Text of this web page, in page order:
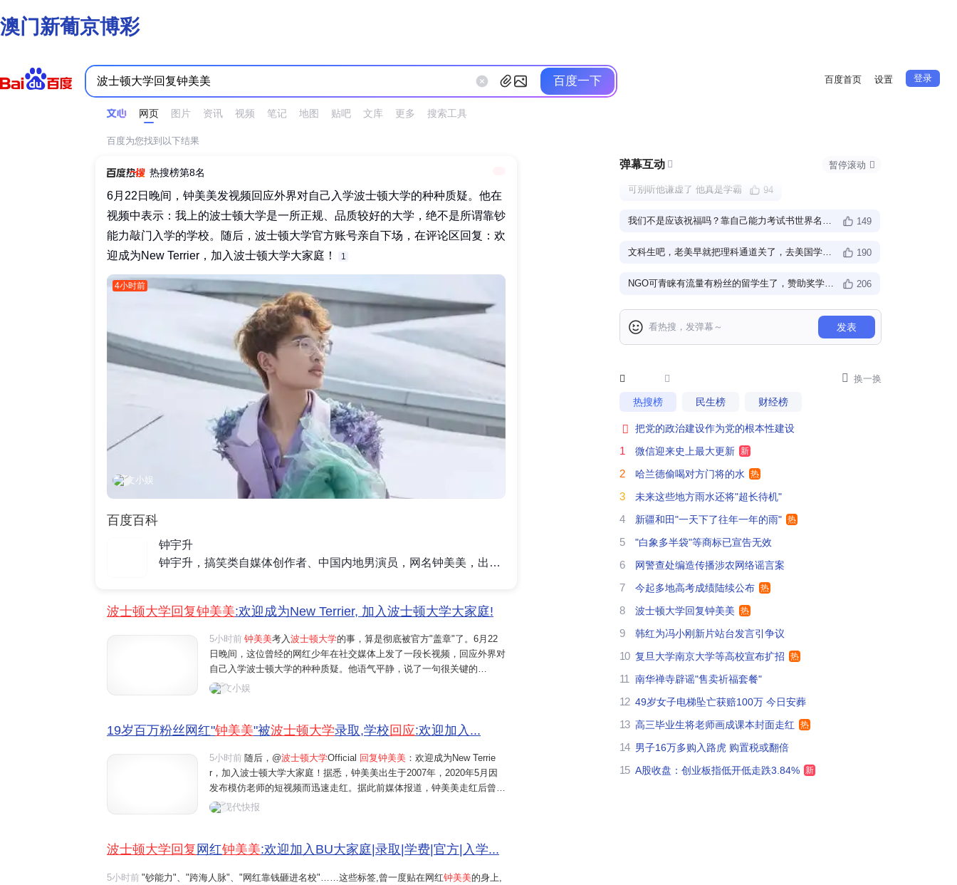
澳门新葡京博彩
百度一下 百度首页 设置 登录
网页 图片 资讯 视频 笔记 地图 贴吧 文库 更多 搜索工具
弹幕互动  暂停滚动 
94
可别听他谦虚了 他真是学霸
149
190
，哈哈，现在都懂是什
206
50
他高中好像是哈三中的，能进哈三中的都是学霸啊
156
男人还是女人啊？
34
评论区展示了物种的多样性，自己能力不行在那酸黄瓜
高中出去1年观念就洋化扭曲了，3年后见人品
101
自己养自己不靠父母太厉害了
实话实说，这学校真的是钞能力可以入读的
希望钟美美以后不要被NGO组织收买
94
可别听他谦虚了 他真是学霸
发表
   换一换
热搜榜 民生榜 财经榜
 把党的政治建设作为党的根本性建设
1 微信迎来史上最大更新 新
2 哈兰德偷喝对方门将的水 热
3 未来这些地方雨水还将"超长待机"
4 新疆和田"一天下了往年一年的雨" 热
5 "白象多半袋"等商标已宣告无效
6 网警查处编造传播涉农网络谣言案
7 今起多地高考成绩陆续公布 热
8 波士顿大学回复钟美美 热
9 韩红为冯小刚新片站台发言引争议
10 复旦大学南京大学等高校宣布扩招 热
11 南华禅寺辟谣"售卖祈福套餐"
12 49岁女子电梯坠亡获赔100万 今日安葬
13 高三毕业生将老师画成课本封面走红 热
14 男子16万多购入路虎 购置税或翻倍
15 A股收盘：创业板指低开低走跌3.84% 新
时间不限 所有网页和文件 站点内检索
百度为您找到以下结果
热搜榜第8名
6月22日晚间，钟美美发视频回应外界对自己入学波士顿大学的种种质疑。他在
视频中表示：我上的波士顿大学是一所正规、品质较好的大学，绝不是所谓靠钞
能力敲门入学的学校。随后，波士顿大学官方账号亲自下场，在评论区回复：欢
迎成为New Terrier，加入波士顿大学大家庭！‌‌
1
4小时前
文小娱
百度百科
钟宇升
钟宇升，搞笑类自媒体创作者、中国内地男演员，网名钟美美，出生于黑龙江省哈尔滨市，成长于黑龙江省鹤岗市。截至2025年7月17日，钟宇升的抖音账号拥有486万粉丝。其中模仿老师合集视频有4.65亿播放量，办公室系列超7700万播放量。2020年5月，年仅13岁的钟宇升因模仿老师的视频在网络上走红，引发网友们的强烈共鸣，视频播放量累计达数亿次。同月，钟宇升的视频被大量下架，甚至有自媒体称，视频下架是由于校方约谈家长；5月29日，有网友发帖称"钟美美"被相关部门约谈，当日，钟宇升进行回应："我不想发那些了，我想换个风格，也是表演，但是不模仿老师了，我看他们挺多看腻了。"2020年7月，钟宇升参与录制综艺节目《脱口秀大会第三季》；9月，登上《智族GQ》11周年特辑封面，因在GQ的问卷中填写的一句"痛苦不分深浅"，登上热搜；11月，获得新周刊第二十一届中国视频榜"年度自媒体"荣誉称号；12月，参与录
波士顿大学回复钟美美:欢迎成为New Terrier, 加入波士顿大学大家庭!
5小时前 钟美美考入波士顿大学的事，算是彻底被官方"盖章"了。6月22
日晚间，这位曾经的网红少年在社交媒体上发了一段长视频，回应外界对
自己入学波士顿大学的种种质疑。他语气平静，说了一句很关键的
话："我上的波士顿大学是一所正规、品质较好的大学，绝不是所谓靠钞
文小娱
19岁百万粉丝网红"钟美美"被波士顿大学录取,学校 回应:欢迎加入...
5小时前 随后，@波士顿大学Official 回复钟美美 ：欢迎成为New Terrie
r，加入波士顿大学大家庭！据悉，钟美美出生于2007年，2020年5月因
发布模仿老师的短视频而迅速走红。据此前媒体报道，钟美美走红后曾拒
绝多家公司的高额签约。他曾表示，有家公司想跟他签约，可以一年付给
现代快报
波士顿大学回复 网红钟美美:欢迎加入BU大家庭|录取|学费|官方|入学...
5小时前 "钞能力"、"跨海人脉"、"网红靠钱砸进名校"……这些标签,曾一度贴在网红钟美美的身上,